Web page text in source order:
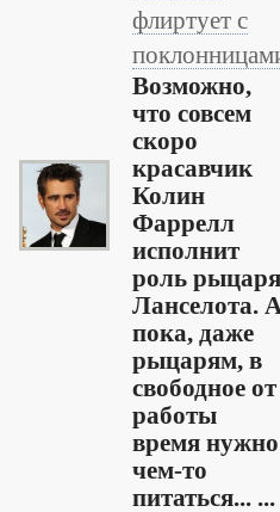
флиртует с
Возможно,
что совсем
скоро
красавчик
Колин
Фаррелл
исполнит
роль рыцаря
Ланселота.
пока, даже
рыцарям, в
свободное от
работы
время нужно
чем-то
питаться... ...